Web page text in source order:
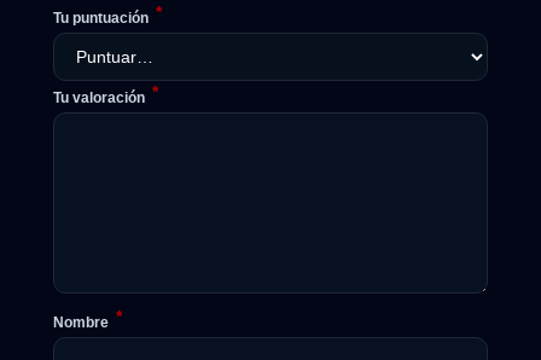
Tu puntuación *
Tu valoración *
Nombre *